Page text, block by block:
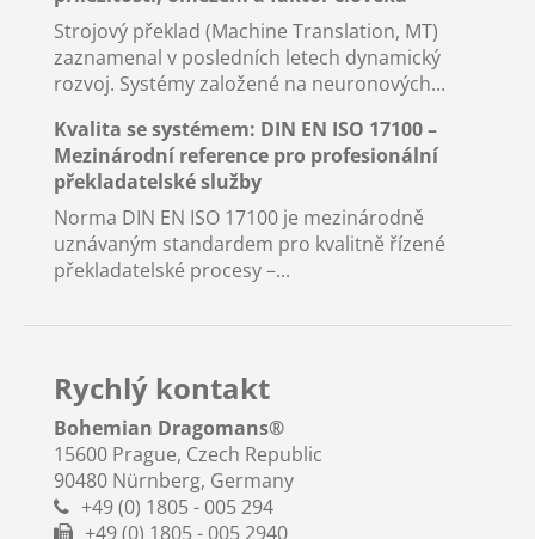
Strojový překlad (Machine Translation, MT)
zaznamenal v posledních letech dynamický
rozvoj. Systémy založené na neuronových...
Kvalita se systémem: DIN EN ISO 17100 –
Mezinárodní reference pro profesionální
překladatelské služby
Norma DIN EN ISO 17100 je mezinárodně
uznávaným standardem pro kvalitně řízené
překladatelské procesy –...
Rychlý kontakt
Bohemian Dragomans®
15600 Prague, Czech Republic
90480 Nürnberg, Germany
+49 (0) 1805 - 005 294
+49 (0) 1805 - 005 2940